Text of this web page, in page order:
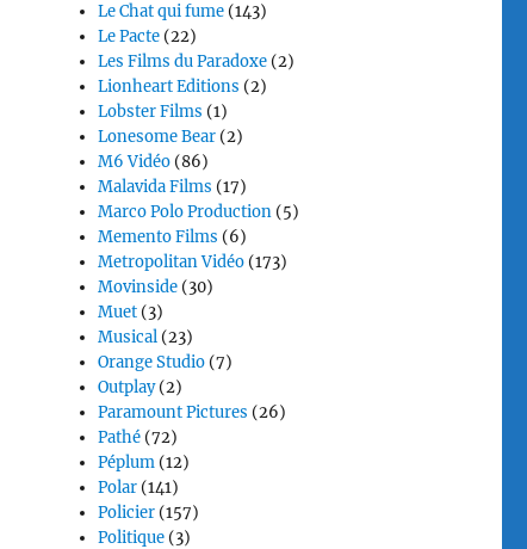
Le Chat qui fume (143)
Le Pacte (22)
Les Films du Paradoxe (2)
Lionheart Editions (2)
Lobster Films (1)
Lonesome Bear (2)
M6 Vidéo (86)
Malavida Films (17)
Marco Polo Production (5)
Memento Films (6)
Metropolitan Vidéo (173)
Movinside (30)
Muet (3)
Musical (23)
Orange Studio (7)
Outplay(2)
Paramount Pictures (26)
Pathé (72)
Péplum (12)
Polar (141)
Policier (157)
Politique (3)